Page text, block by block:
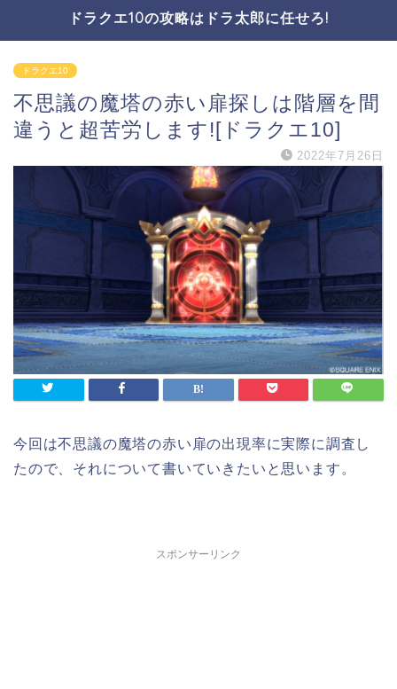
ドラクエ10の攻略はドラ太郎に任せろ!
ドラクエ10
不思議の魔塔の赤い扉探しは階層を間
違うと超苦労します![ドラクエ10]
2022年7月26日
今回は不思議の魔塔の赤い扉の出現率に実際に調査し
たので、それについて書いていきたいと思います。
スポンサーリンク